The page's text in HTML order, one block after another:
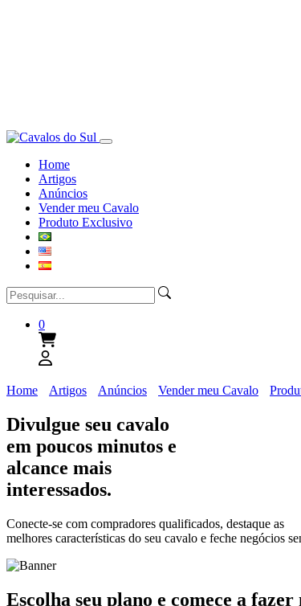
Home
Artigos
Anúncios
Vender meu Cavalo
Produto Exclusivo
0
Home Artigos Anúncios Vender meu Cavalo
Divulgue seu cavalo
em poucos minutos e
alcance mais
interessados.
Conecte-se com compradores qualificados, destaque as
melhores características do seu cavalo e feche negócios
Escolha seu plano e comece a fazer